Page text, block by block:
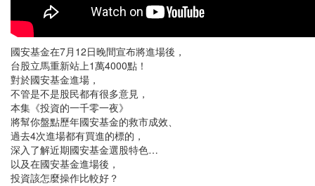
國安基金在7月12日晚間宣布將進場後，
台股立馬重新站上1萬4000點！
對於國安基金進場，
不管是不是股民都有很多意見，
本集《投資的一千零一夜》
將幫你盤點歷年國安基金的救市成效、
過去4次進場都有買進的標的，
深入了解近期國安基金選股特色…
以及在國安基金進場後，
投資該怎麼操作比較好？